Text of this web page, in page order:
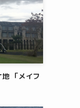
「メイフ